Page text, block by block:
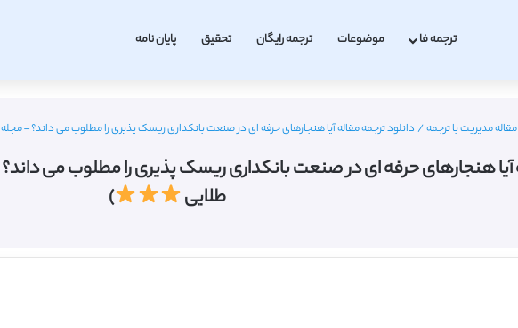
ترجمه فا موضوعات ترجمه رایگان تحقیق پایان نامه
مقاله مدیریت با ترجمه/ دانلود ترجمه مقاله آیا هنجارهای حرفه ای در صنعت بانکداری ریسک پذیری را مطلوب می داند؟ – مجله Oxford Journals 2017 (ترجمه ویژه – طلایی
طلایی
)